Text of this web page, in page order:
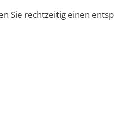
Sie rechtzeitig einen